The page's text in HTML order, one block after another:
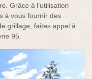
Grâce à l’utilisation
à vous fournir des
grillage, faites appel à
95.